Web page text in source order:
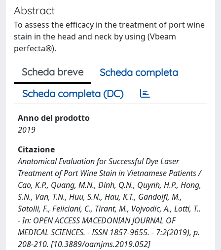
Abstract
To assess the efficacy in the treatment of port wine
stain in the head and neck by using (Vbeam
perfecta®).
Scheda breve
Scheda completa
Scheda completa (DC)
Anno del prodotto
2019
Citazione
Anatomical Evaluation for Successful Dye Laser
Treatment of Port Wine Stain in Vietnamese Patients /
Cao, K.P., Quang, M.N., Dinh, Q.N., Quynh, H.P., Hong,
S.N., Van, T.N., Huu, S.N., Hau, K.T., Gandolfi, M.,
Satolli, F., Feliciani, C., Tirant, M., Vojvodic, A., Lotti, T..
- In: OPEN ACCESS MACEDONIAN JOURNAL OF
MEDICAL SCIENCES. - ISSN 1857-9655. - 7:2(2019), p.
208-210. [10.3889/oamjms.2019.052]